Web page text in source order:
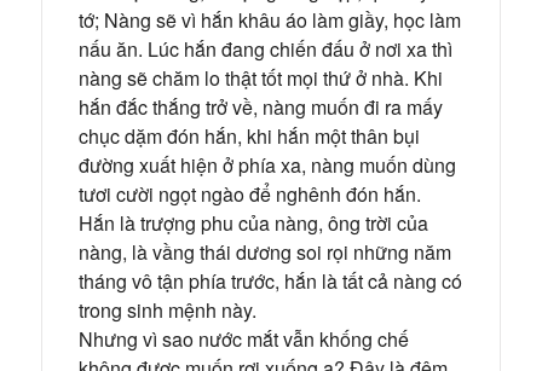
tớ; Nàng sẽ vì hắn khâu áo làm giầy, học làm
nấu ăn. Lúc hắn đang chiến đấu ở nơi xa thì
nàng sẽ chăm lo thật tốt mọi thứ ở nhà. Khi
hắn đắc thắng trở về, nàng muốn đi ra mấy
chục dặm đón hắn, khi hắn một thân bụi
đường xuất hiện ở phía xa, nàng muốn dùng
tươi cười ngọt ngào để nghênh đón hắn.
Hắn là trượng phu của nàng, ông trời của
nàng, là vầng thái dương soi rọi những năm
tháng vô tận phía trước, hắn là tất cả nàng có
trong sinh mệnh này.
Nhưng vì sao nước mắt vẫn khống chế